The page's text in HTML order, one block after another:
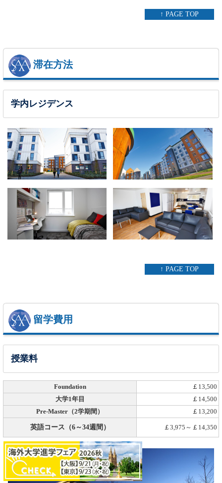
↑ PAGE TOP
滞在方法
学内レジデンス
↑ PAGE TOP
留学費用
授業料
Foundation
￡13,500
大学1年目
￡14,500
Pre-Master（2学期間）
￡13,200
英語コース（6～34週間） ￡3,975～￡14,350